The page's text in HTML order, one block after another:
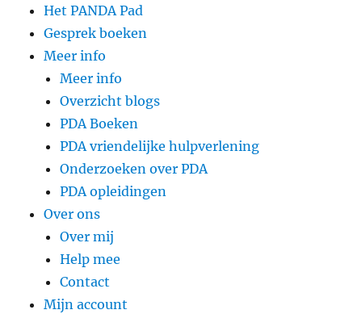
Het PANDA Pad
Gesprek boeken
Meer info
Meer info
Overzicht blogs
PDA Boeken
PDA vriendelijke hulpverlening
Onderzoeken over PDA
PDA opleidingen
Over ons
Over mij
Help mee
Contact
Mijn account